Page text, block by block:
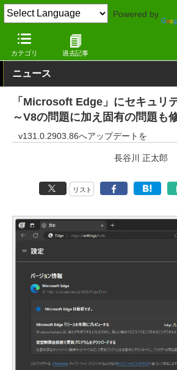
Powered by
カテゴリ 過去記事
窓の杜 セキュリティ
ニュース
「Microsoft Edge」にセキュリ
～V8の問題に加え固有の問題も
v131.0.2903.86へアップデートを
長谷川 正太郎
リスト